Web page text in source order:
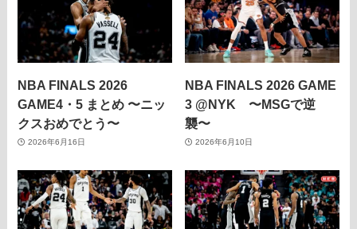
NBA FINALS 2026
GAME4・5 まとめ 〜ニッ
クスおめでとう〜
2026年6月16日
NBA FINALS 2026 GAME
3 @NYK 〜MSGで逆
襲〜
2026年6月10日